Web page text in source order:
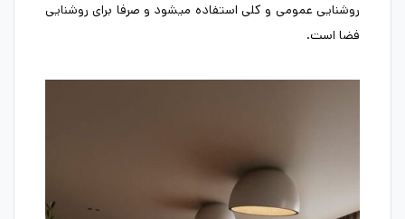
روشنایی عمومی و کلی استفاده میشود و صرفا برای روشنایی
فضا است.